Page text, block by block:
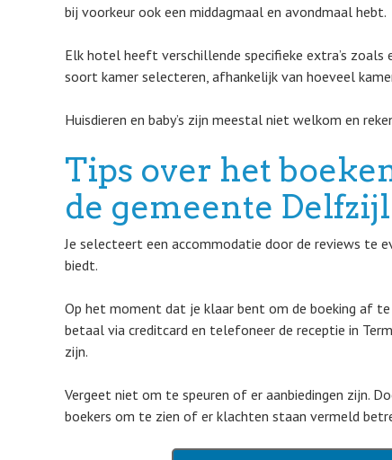
bij voorkeur ook een middagmaal en avondmaal hebt.
Elk hotel heeft verschillende specifieke extra’s
soort kamer selecteren, afhankelijk van hoeveel
Huisdieren en baby’s zijn meestal niet welkom en
Tips over het
de gemeente Delfzijl
Je selecteert een accommodatie door de reviews te
biedt.
Op het moment dat je klaar bent om de boeking af
betaal via creditcard en telefoneer de receptie in
zijn.
Vergeet niet om te speuren of er aanbiedingen zijn.
boekers om te zien of er klachten staan vermeld